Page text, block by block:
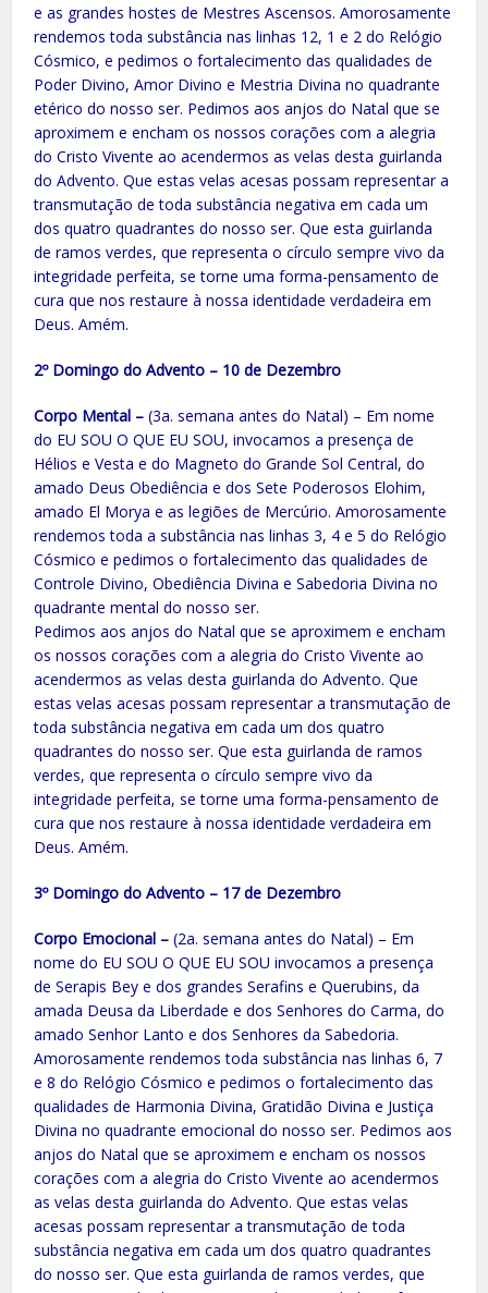
e as grandes hostes de Mestres Ascensos. Amorosamente
rendemos toda substância nas linhas 12, 1 e 2 do Relógio
Cósmico, e pedimos o fortalecimento das qualidades de
Poder Divino, Amor Divino e Mestria Divina no quadrante
etérico do nosso ser. Pedimos aos anjos do Natal que se
aproximem e encham os nossos corações com a alegria
do Cristo Vivente ao acendermos as velas desta guirlanda
do Advento. Que estas velas acesas possam representar a
transmutação de toda substância negativa em cada um
dos quatro quadrantes do nosso ser. Que esta guirlanda
de ramos verdes, que representa o círculo sempre vivo da
integridade perfeita, se torne uma forma-pensamento de
cura que nos restaure à nossa identidade verdadeira em
Deus. Amém.
2º Domingo do Advento – 10 de Dezembro
Corpo Mental –(3a. semana antes do Natal) – Em nome
do EU SOU O QUE EU SOU, invocamos a presença de
Hélios e Vesta e do Magneto do Grande Sol Central, do
amado Deus Obediência e dos Sete Poderosos Elohim,
amado El Morya e as legiões de Mercúrio. Amorosamente
rendemos toda a substância nas linhas 3, 4 e 5 do Relógio
Cósmico e pedimos o fortalecimento das qualidades de
Controle Divino, Obediência Divina e Sabedoria Divina no
quadrante mental do nosso ser.
Pedimos aos anjos do Natal que se aproximem e encham
os nossos corações com a alegria do Cristo Vivente ao
acendermos as velas desta guirlanda do Advento. Que
estas velas acesas possam representar a transmutação de
toda substância negativa em cada um dos quatro
quadrantes do nosso ser. Que esta guirlanda de ramos
verdes, que representa o círculo sempre vivo da
integridade perfeita, se torne uma forma-pensamento de
cura que nos restaure à nossa identidade verdadeira em
Deus. Amém.
3º Domingo do Advento – 17 de Dezembro
Corpo Emocional –(2a. semana antes do Natal) – Em
nome do EU SOU O QUE EU SOU invocamos a presença
de Serapis Bey e dos grandes Serafins e Querubins, da
amada Deusa da Liberdade e dos Senhores do Carma, do
amado Senhor Lanto e dos Senhores da Sabedoria.
Amorosamente rendemos toda substância nas linhas 6, 7
e 8 do Relógio Cósmico e pedimos o fortalecimento das
qualidades de Harmonia Divina, Gratidão Divina e Justiça
Divina no quadrante emocional do nosso ser. Pedimos aos
anjos do Natal que se aproximem e encham os nossos
corações com a alegria do Cristo Vivente ao acendermos
as velas desta guirlanda do Advento. Que estas velas
acesas possam representar a transmutação de toda
substância negativa em cada um dos quatro quadrantes
do nosso ser. Que esta guirlanda de ramos verdes, que